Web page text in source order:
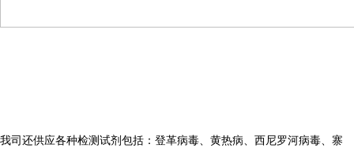
我司还供应各种检测试剂包括：登革病毒、黄热病、西尼罗河病毒、寨